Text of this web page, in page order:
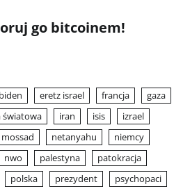
go bitcoinem!
biden eretz israel francja
gaza
światowa iran isis
izrael
mossad netanyahu
niemcy
nwo palestyna
patokracja
polska prezydent
psychopaci